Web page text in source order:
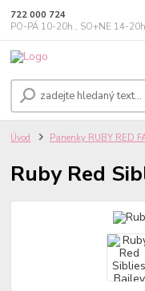
722 000 724
PO-PÁ 10-20h., SO+NE 14-
Úvod Panenky RUBY RED
Ruby Red